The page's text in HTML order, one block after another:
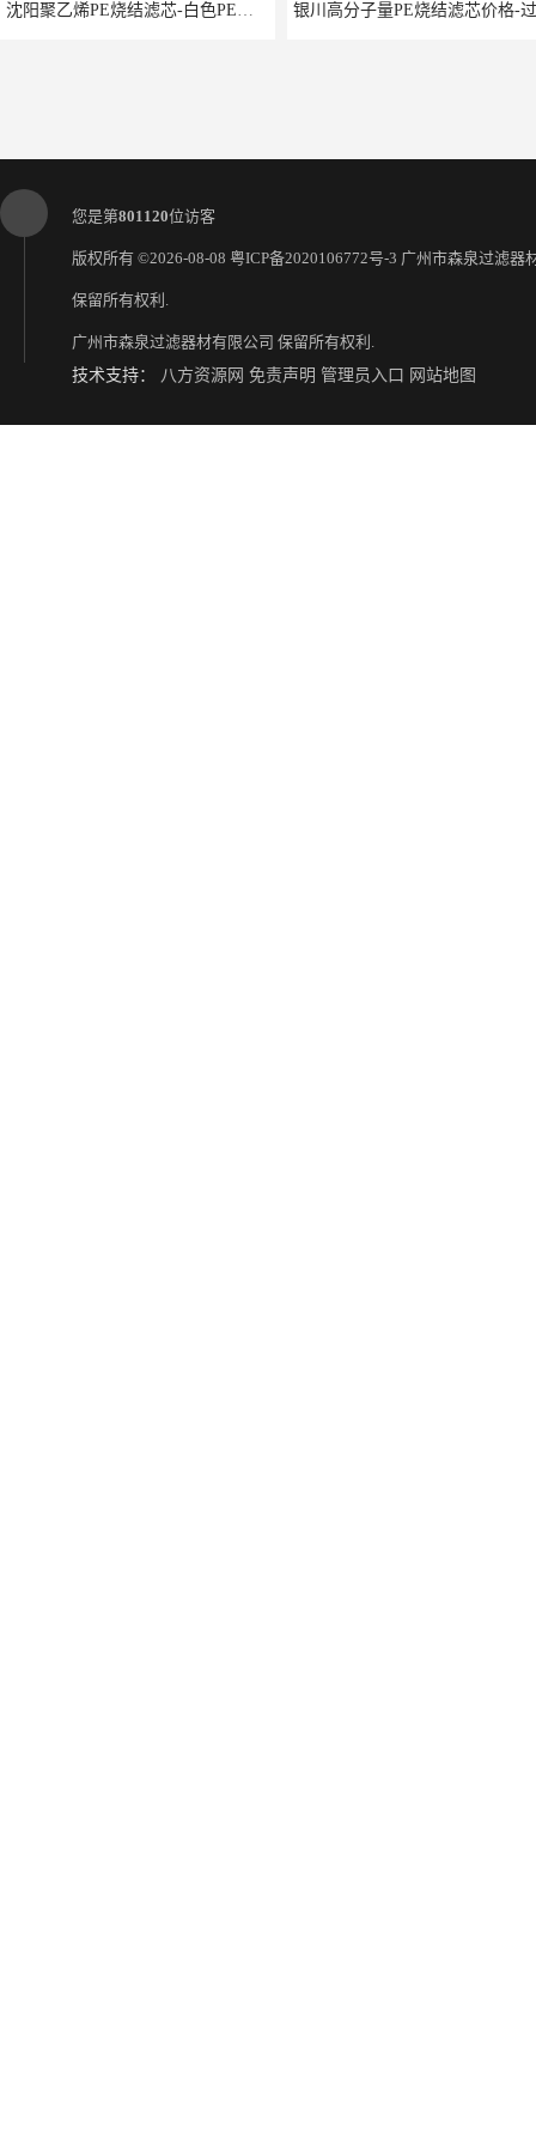
沈阳聚乙烯PE烧结滤芯-白色PE滤芯-使用寿命长
延安过滤器滤芯1000*30*60-水过滤筒-型号齐全
您是第801120位访客
版权所有 ©2026-08-08 粤ICP备2020106772号-3 广州市森泉过滤器
保留所有权利.
广州市森泉过滤器材有限公司 保留所有权利.
技术支持： 八方资源网 免责声明 管理员入口 网站地图